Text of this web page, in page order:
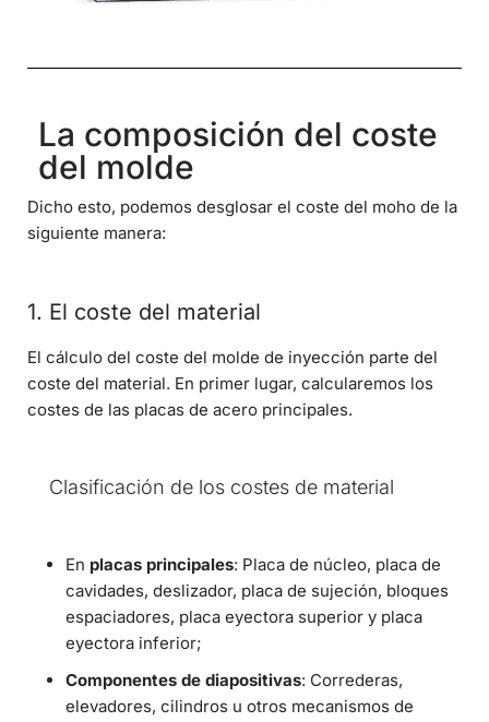
La composición del coste
del molde
Dicho esto, podemos desglosar el coste del moho de la
siguiente manera:
1. El coste del material
El cálculo del coste del molde de inyección parte del
coste del material. En primer lugar, calcularemos los
costes de las placas de acero principales.
Clasificación de los costes de material
En placas principales: Placa de núcleo, placa de
cavidades, deslizador, placa de sujeción, bloques
espaciadores, placa eyectora superior y placa
eyectora inferior;
Componentes de diapositivas: Correderas,
elevadores, cilindros u otros mecanismos de